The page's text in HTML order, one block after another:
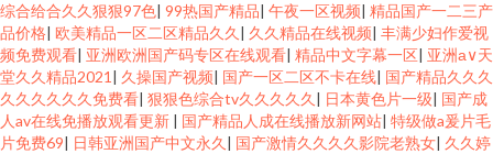
综合给合久久狠狠97色| 99热国产精品| 午夜一区视频| 精品国产一二三产
品价格| 欧美精品一区二区精品久久 | 久久精品在线视频| 丰满少妇作爱视
频免费观看| 亚洲欧洲国产码专区在线观看| 精品中文字幕一区| 亚洲а∨天
堂久久精品2021 | 久操国产视频| 国产一区二区不卡在线| 国产精品久久久
久久久久久久免费看| 狠狠色综合tv久久久久久 | 日本黄色片一级| 国产成
人av在线免播放观看更新 | 国产精品人成在线播放新网站| 特级做a爰片毛
片免费69| 日韩亚洲国产中文永久 | 国产激情久久久久影院老熟女| 久久婷